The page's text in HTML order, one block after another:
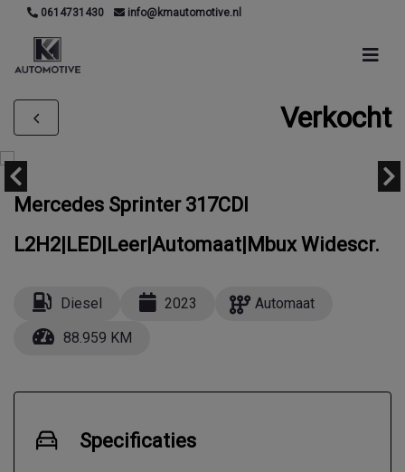
0614731430 info@kmautomotive.nl
Verkocht
Mercedes Sprinter 317CDI
L2H2|LED|Leer|Automaat|Mbux Widescr.
Diesel 2023
Automaat
88.959 KM
Specificaties